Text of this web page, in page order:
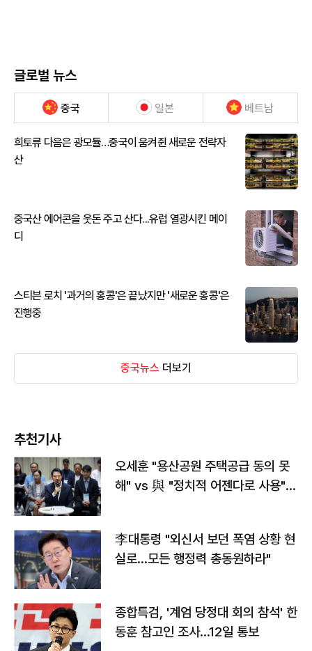
글로벌 뉴스
중국 일본 베트남
희토류 다음은 광모듈…중국이 움켜쥔 새로운 전략자
산
중국산 에어콘을 웃돈 주고 산다...유럽 열광시킨 메이
디
스티븐 로치 '과거의 홍콩'은 끝났지만 '새로운 홍콩'은
진행중
중국뉴스 더보기
추천기사
오세훈 "용산공원 주택공급 동의 못
해" vs 與 "정치적 어젠다로 사용"
李대통령 "외신서 보던 폭염 상황 현
실로…모든 행정력 총동원하라"
종합특검, '계엄 당정대 회의 참석' 한
동훈 참고인 조사...12일 통보